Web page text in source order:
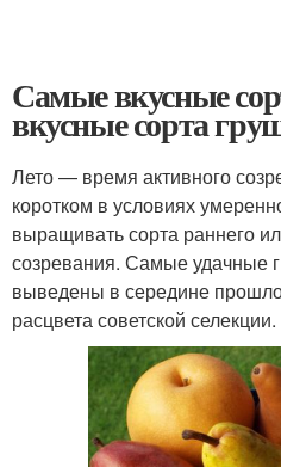
Самые вкусные
вкусные сорта
Лето — время активного
коротком в условиях
выращивать сорта раннего
созревания. Самые удачные
выведены в середине
расцвета советской селекции.